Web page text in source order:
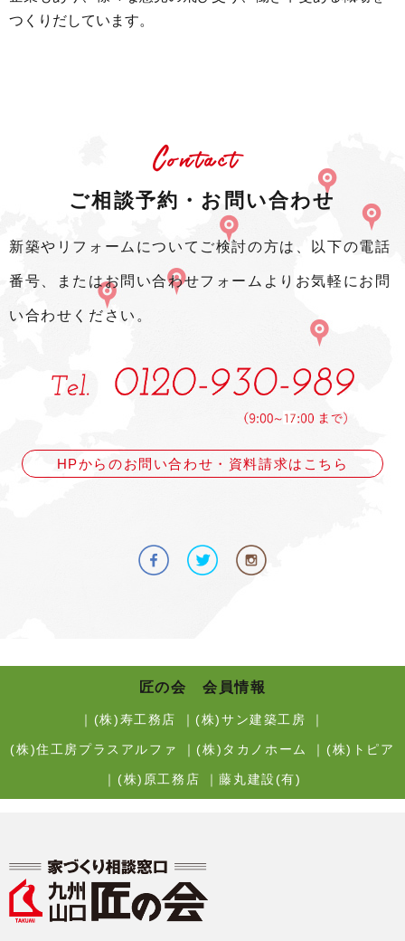
つくりだしています。
Contact
ご相談予約・お問い合わせ
新築やリフォームについてご検討の方は、以下の電話
番号、またはお問い合わせフォームよりお気軽にお問
い合わせください。
HPからのお問い合わせ・資料請求はこちら
匠の会 会員情報
｜ (株)寿工務店 ｜ (株)サン建築工房 ｜
(株)住工房プラスアルファ ｜ (株)タカノホーム ｜ (株)トピア
｜ (株)原工務店 ｜藤丸建設(有)